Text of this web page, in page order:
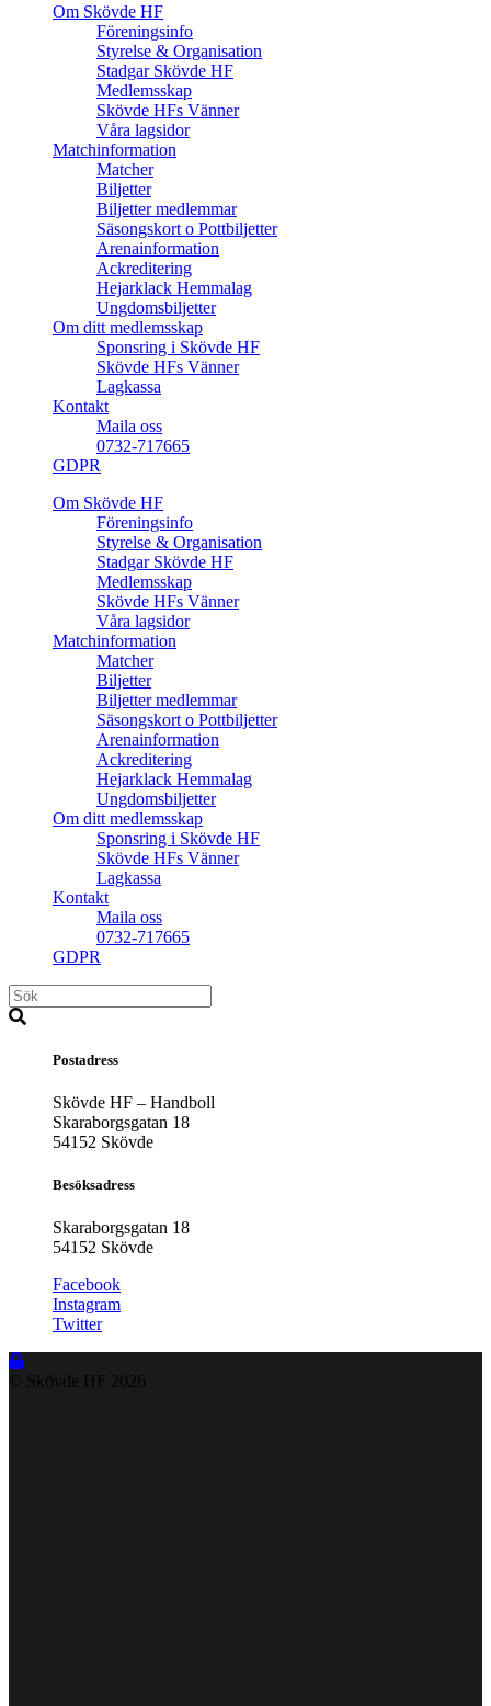
Om Skövde HF
Föreningsinfo
Styrelse & Organisation
Stadgar Skövde HF
Medlemsskap
Skövde HFs Vänner
Våra lagsidor
Matchinformation
Matcher
Biljetter
Biljetter medlemmar
Säsongskort o Pottbiljetter
Arenainformation
Ackreditering
Hejarklack Hemmalag
Ungdomsbiljetter
Om ditt medlemsskap
Sponsring i Skövde HF
Skövde HFs Vänner
Lagkassa
Kontakt
Maila oss
0732-717665
GDPR
Om Skövde HF
Föreningsinfo
Styrelse & Organisation
Stadgar Skövde HF
Medlemsskap
Skövde HFs Vänner
Våra lagsidor
Matchinformation
Matcher
Biljetter
Biljetter medlemmar
Säsongskort o Pottbiljetter
Arenainformation
Ackreditering
Hejarklack Hemmalag
Ungdomsbiljetter
Om ditt medlemsskap
Sponsring i Skövde HF
Skövde HFs Vänner
Lagkassa
Kontakt
Maila oss
0732-717665
GDPR
Postadress
Skövde HF – Handboll
Skaraborgsgatan 18
54152 Skövde
Besöksadress
Skaraborgsgatan 18
54152 Skövde
Facebook
Instagram
Twitter
© Skövde HF 2026